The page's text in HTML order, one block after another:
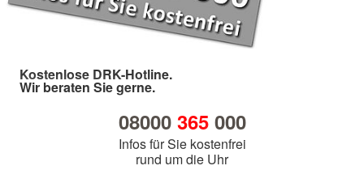
Kostenlose DRK-Hotline.
Wir beraten Sie gerne.
08000 365000
Infos für Sie kostenfrei
rund um die Uhr